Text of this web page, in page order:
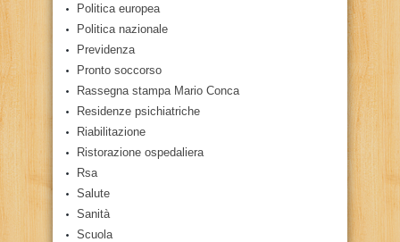
Politica europea
Politica nazionale
Previdenza
Pronto soccorso
Rassegna stampa Mario Conca
Residenze psichiatriche
Riabilitazione
Ristorazione ospedaliera
Rsa
Salute
Sanità
Scuola